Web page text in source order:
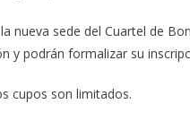
nueva sede del Cuartel de
y podrán formalizar su
cupos son limitados.